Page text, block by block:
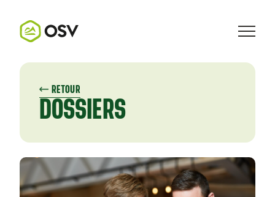
RETOUR
DOSSIERS